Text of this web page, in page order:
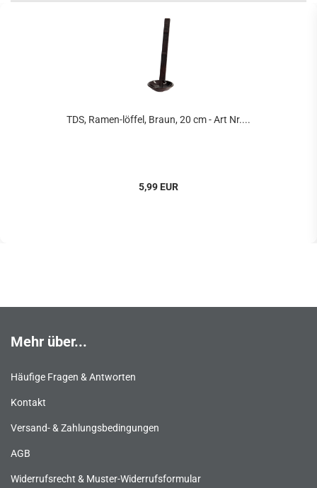
TDS, Ramen-löffel, Braun, 20 cm - Art Nr....
5,99 EUR
Mehr über...
Häufige Fragen & Antworten
Kontakt
Versand- & Zahlungsbedingungen
AGB
Widerrufsrecht & Muster-Widerrufsformular